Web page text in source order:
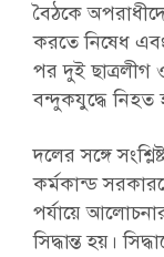
বৈঠকে
করতে নিষেধ এবং
পর দুই
বন্দুকযুদ্ধে নিহত
দলের সঙ্গে
কর্মকান্ড
পর্যায়ে
সিদ্ধান্ত হয়।